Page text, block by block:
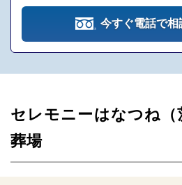
今すぐ電話で相
セレモニーはなつね（
葬場